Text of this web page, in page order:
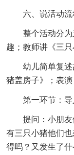
六、说活动流
整个活动分
趣；教师讲《三
幼儿简单复
猪盖房子》；表演
第一环节：导
提问：小朋
有三只小猪他们
得吗？又发生了